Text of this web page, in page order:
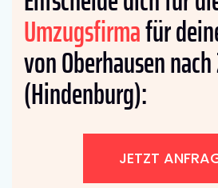
Umzugsfirmafür
von Oberhausen
(Hindenburg):
JETZT